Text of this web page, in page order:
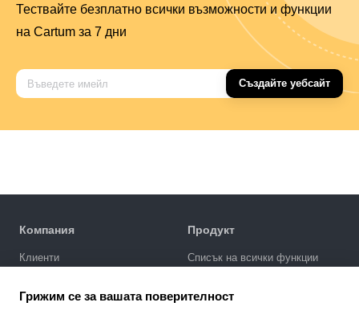
Тествайте безплатно всички възможности и функции
на Cartum за 7 дни
Създайте уебсайт
Компания
Клиенти
Продукт
Списък на всички функции
SEO промотиране
Грижим се за вашата поверителност